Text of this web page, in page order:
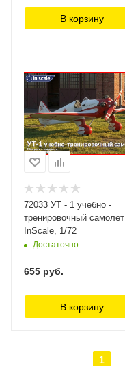
В корзину
72033 УТ - 1 учебно -
тренировочный самолет
InScale, 1/72
Достаточно
655 руб.
В корзину
1